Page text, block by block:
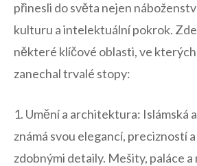
přinesli do světa nejen
kulturu a intelektuální ​pokrok.
některé klíčové oblasti, ve
zanechal trvalé stopy:
1. ‍Umění a architektura: Islámská
známá svou elegancí, precizností
zdobnými detaily. Mešity, paláce a